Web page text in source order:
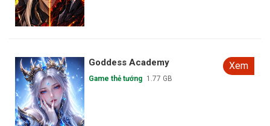
Goddess Academy
Game thẻ tướng 1.77 GB
Xem